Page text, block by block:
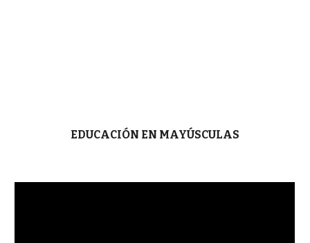
EDUCACIÓN EN MAYÚSCULAS